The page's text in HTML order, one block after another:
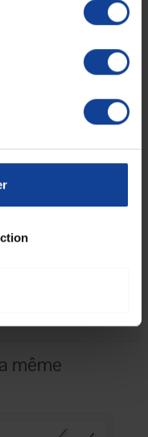
visualisation du reflux du
même